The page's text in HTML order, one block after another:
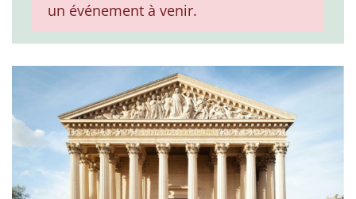
un événement à venir.